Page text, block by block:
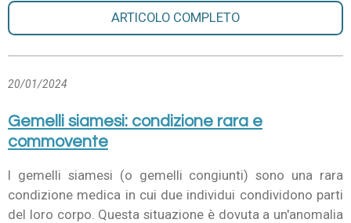
ARTICOLO COMPLETO
20/01/2024
Gemelli siamesi: condizione rara e
commovente
I gemelli siamesi (o gemelli congiunti) sono una rara
condizione medica in cui due individui condividono parti
del loro corpo. Questa situazione è dovuta a un'anomalia